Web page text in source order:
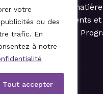
votre
ou des
trafic. En
à notre
Tout accepter
Politique en
remboursements
Règlement du